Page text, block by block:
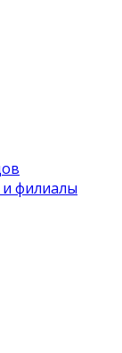
филиалы